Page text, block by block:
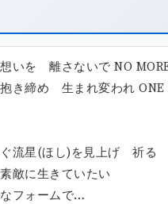
いを 離さないで NO MORE
き締め 生まれ変われ ONE
流星(ほし)を見上げ 祈る
敵に生きていたい
フォームで…